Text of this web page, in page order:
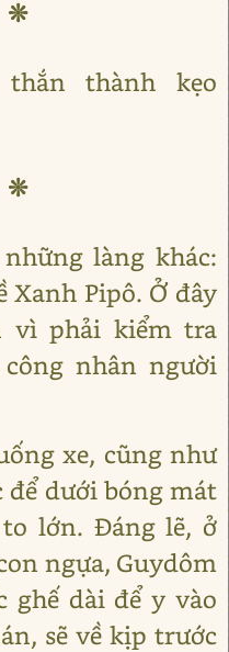
thắn thành kẹo
làng khác:
Xanh Pipô. Ở đây
vì phải kiểm tra
nhân người
xe, cũng như
để dưới bóng mát
lớn. Đáng lẽ, ở
ngựa, Guydôm
ghế dài để y vào
sẽ về kịp trước